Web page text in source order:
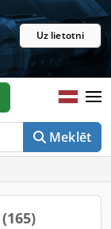
Uz lietotni
Meklēt
(165)